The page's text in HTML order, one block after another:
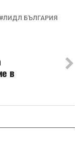
ЛИДЛ БЪЛГАРИЯ
в